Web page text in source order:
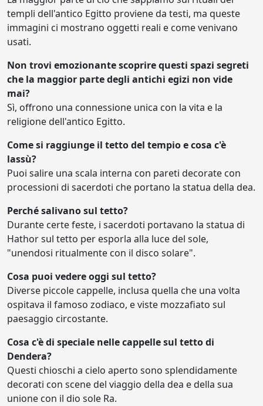
templi dell'antico Egitto proviene da testi, ma queste
immagini ci mostrano oggetti reali e come venivano
usati.
Non trovi emozionante scoprire questi spazi segreti
che la maggior parte degli antichi egizi non vide
mai?
Sì, offrono una connessione unica con la vita e la
religione dell'antico Egitto.
Come si raggiunge il tetto del tempio e cosa c'è
lassù?
Puoi salire una scala interna con pareti decorate con
processioni di sacerdoti che portano la statua della dea.
Perché salivano sul tetto?
Durante certe feste, i sacerdoti portavano la statua di
Hathor sul tetto per esporla alla luce del sole,
"unendosi ritualmente con il disco solare".
Cosa puoi vedere oggi sul tetto?
Diverse piccole cappelle, inclusa quella che una volta
ospitava il famoso zodiaco, e viste mozzafiato sul
paesaggio circostante.
Cosa c'è di speciale nelle cappelle sul tetto di
Dendera?
Questi chioschi a cielo aperto sono splendidamente
decorati con scene del viaggio della dea e della sua
unione con il dio sole Ra.